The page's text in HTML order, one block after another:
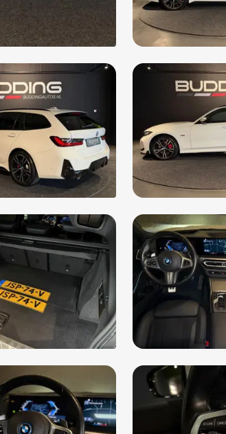
LED koplampen
LED koplampen en LED achterlichten (5A2)
LED koplampen met uitgebreide functionaliteit
(5A4)
Lendesteun(en) verstelbaar
Lichtmetalen velgen 18"
Live Cockpit Plus (6U2)
M Aerodynamica